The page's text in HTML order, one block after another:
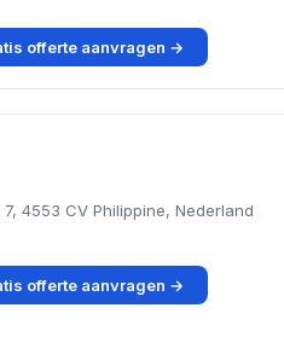
offerte aanvragen →
4553 CV Philippine, Nederland
offerte aanvragen →